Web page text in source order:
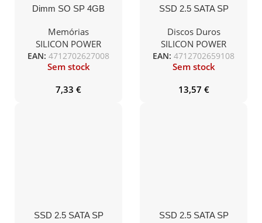
Dimm SO SP 4GB
1.5V
Memórias
SILICON POWER
EAN: 4712702627008
Sem stock
7,33 €
SSD 2.5 SATA SP
460R/360W
Discos Duros
SILICON POWER
EAN: 4712702659108
Sem stock
13,57 €
SSD 2.5 SATA SP
SSD 2.5 SATA SP